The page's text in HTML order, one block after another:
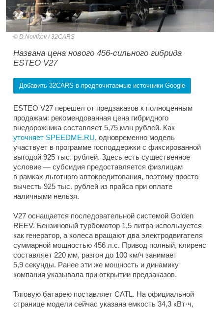
D.Novikov / 32CARS
Названа цена нового 456-сильного гибрида
ESTEO V27
Добавить 32CARS в предпочитаемые источники Google
ESTEO V27 перешел от предзаказов к полноценным
продажам: рекомендованная цена гибридного
внедорожника составляет 5,75 млн рублей. Как
уточняет SPEEDME.RU, одновременно модель
участвует в программе господдержки с фиксированной
выгодой 925 тыс. рублей. Здесь есть существенное
условие — субсидия предоставляется физлицам
в рамках льготного автокредитования, поэтому просто
вычесть 925 тыс. рублей из прайса при оплате
наличными нельзя.
V27 оснащается последовательной системой Golden
REEV. Бензиновый турбомотор 1,5 литра используется
как генератор, а колеса вращают два электродвигателя
суммарной мощностью 456 л.с. Привод полный, клиренс
составляет 220 мм, разгон до 100 км/ч занимает
5,9 секунды. Ранее эти же мощность и динамику
компания указывала при открытии предзаказов.
Тяговую батарею поставляет CATL. На официальной
странице модели сейчас указана емкость 34,3 кВт·ч,